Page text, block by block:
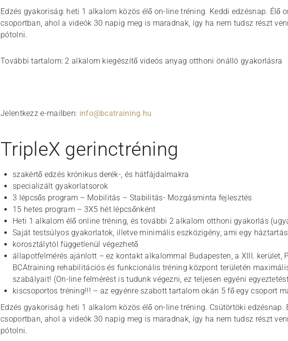
Edzés gyakoriság: heti 1 alkalom közös élő on-line tréning. Keddi edzésnap. Élő
csoportban, ahol a videók 30 napig meg is maradnak, így ha nem tudsz részt
pótolni.
További tartalom: 2 alkalom kiegészítő videós anyag otthoni önálló gyakorlásra
Jelentkezz e-mailben: info@bcatraining.hu
TripleX gerinctréning
szakértő edzés krónikus derék-, és hátfájdalmakra
specializált gyakorlatsorok
3 lépcsős program – Mobilitás – Stabilitás- Mozgásminta fejlesztés
15 hetes program – 3X5 hét lépcsőnként
Heti 1 alkalom élő online tréning, és további 2 alkalom otthoni gyakorlás
Saját testsúlyos gyakorlatok, illetve minimális eszközigény, ami egy
korosztálytól függetlenül végezhető
állapotfelmérés ajánlott – ez kontakt alkalommal Budapesten, a XIII. kerület,
BCAtraining rehabilitációs és funkcionális tréning központ területén
szabályait! (On-line felmérést is tudunk végezni, ez teljesen egyéni
kiscsoportos tréning!!! – az egyénre szabott tartalom okán 5 fő egy csoport
Edzés gyakoriság: heti 1 alkalom közös élő on-line tréning. Csütörtöki edzésnap.
csoportban, ahol a videók 30 napig meg is maradnak, így ha nem tudsz részt
pótolni.